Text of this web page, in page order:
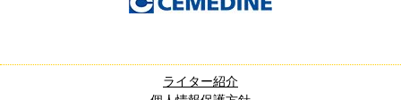
ライター紹介